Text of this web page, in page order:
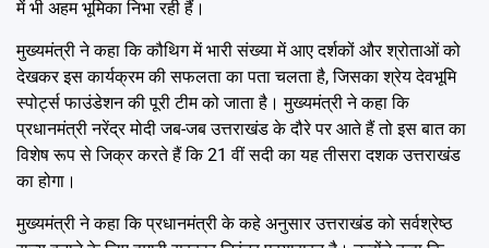
में भी अहम भूमिका निभा रही हैं।
मुख्यमंत्री ने कहा कि कौथिग में भारी संख्या में आए दर्शकों और श्रोताओं को
देखकर इस कार्यक्रम की सफलता का पता चलता है, जिसका श्रेय देवभूमि
स्पोर्ट्स फाउंडेशन की पूरी टीम को जाता है। मुख्यमंत्री ने कहा कि
प्रधानमंत्री नरेंद्र मोदी जब-जब उत्तराखंड के दौरे पर आते हैं तो इस बात का
विशेष रूप से जिक्र करते हैं कि 21 वीं सदी का यह तीसरा दशक उत्तराखंड
का होगा।
मुख्यमंत्री ने कहा कि प्रधानमंत्री के कहे अनुसार उत्तराखंड को सर्वश्रेष्ठ